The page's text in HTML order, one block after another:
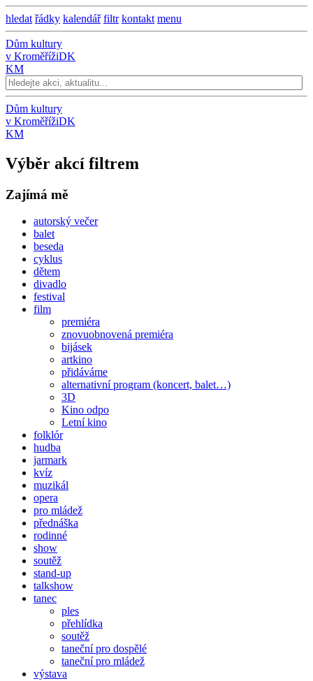
hledat řádky kalendář filtr kontakt menu
Dům kultury
v KroměřížiDK
KM
Dům kultury
v KroměřížiDK
KM
Výběr akcí filtrem
Zajímá mě
autorský večer
balet
beseda
cyklus
dětem
divadlo
festival
film
premiéra
znovuobnovená premiéra
bijásek
artkino
přidáváme
alternativní program (koncert, balet…)
3D
Kino odpo
Letní kino
folklór
hudba
jarmark
kvíz
muzikál
opera
pro mládež
přednáška
rodinné
show
soutěž
stand-up
talkshow
tanec
ples
přehlídka
soutěž
taneční pro dospělé
taneční pro mládež
výstava